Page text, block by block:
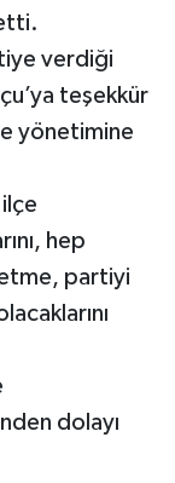
verdiği
teşekkür
yönetimine
hep
partiyi
dolayı